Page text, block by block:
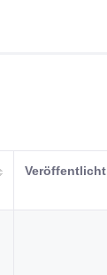
Veröffentlicht